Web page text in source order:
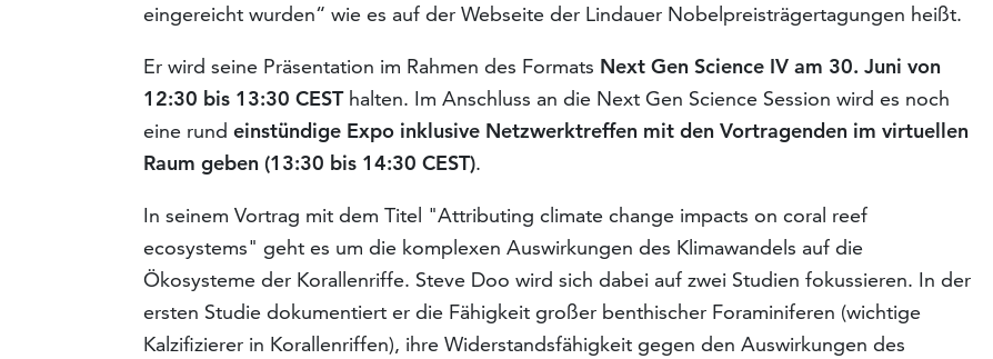
eingereicht wurden“ wie es auf der Webseite der Lindauer Nobelpreisträgertagungen heißt.
Er wird seine Präsentation im Rahmen des Formats Next Gen Science IV am 30. Juni von
12:30 bis 13:30 CESThalten. Im Anschluss an die Next Gen Science Session wird es noch
eine rundeinstündige Expo inklusive Netzwerktreffen mit den Vortragenden im virtuellen
Raum geben (13:30 bis 14:30 CEST).
In seinem Vortrag mit dem Titel "Attributing climate change impacts on coral reef
ecosystems" geht es um die komplexen Auswirkungen des Klimawandels auf die
Ökosysteme der Korallenriffe. Steve Doo wird sich dabei auf zwei Studien fokussieren. In der
ersten Studie dokumentiert er die Fähigkeit großer benthischer Foraminiferen (wichtige
Kalzifizierer in Korallenriffen), ihre Widerstandsfähigkeit gegen den Auswirkungen des